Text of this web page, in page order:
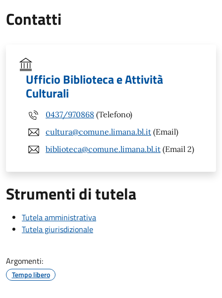
Contatti
Ufficio Biblioteca e Attività
Culturali
0437/970868 (Telefono)
cultura@comune.limana.bl.it (Email)
biblioteca@comune.limana.bl.it (Email 2)
Strumenti di tutela
Tutela amministrativa
Tutela giurisdizionale
Argomenti:
Tempo libero